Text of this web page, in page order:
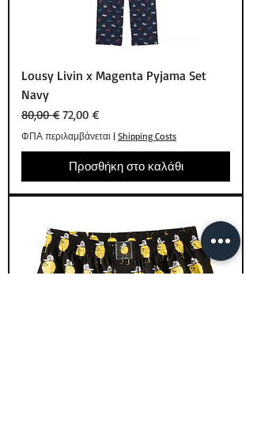
Lousy Livin x Magenta Pyjama Set
Navy
Κανονική τιμή
80,00 € Τιμή Έκπτωσης
72,00 €
ΦΠΑ περιλαμβάνεται | Shipping Costs
Προσθήκη στο καλάθι